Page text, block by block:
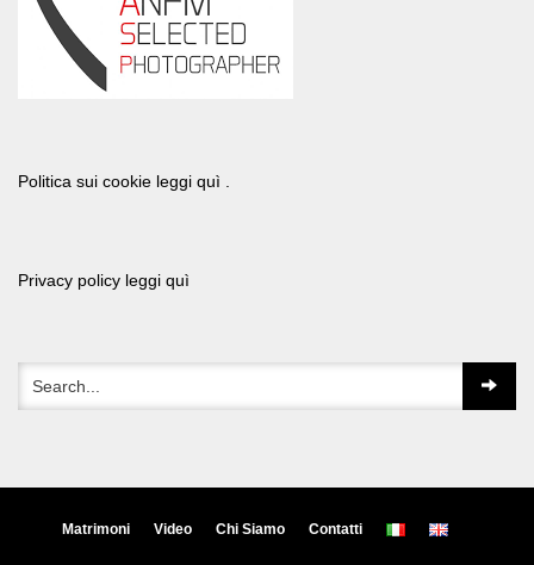
Politica sui cookie leggi quì .
Privacy policy leggi quì
Matrimoni Video Chi Siamo Contatti